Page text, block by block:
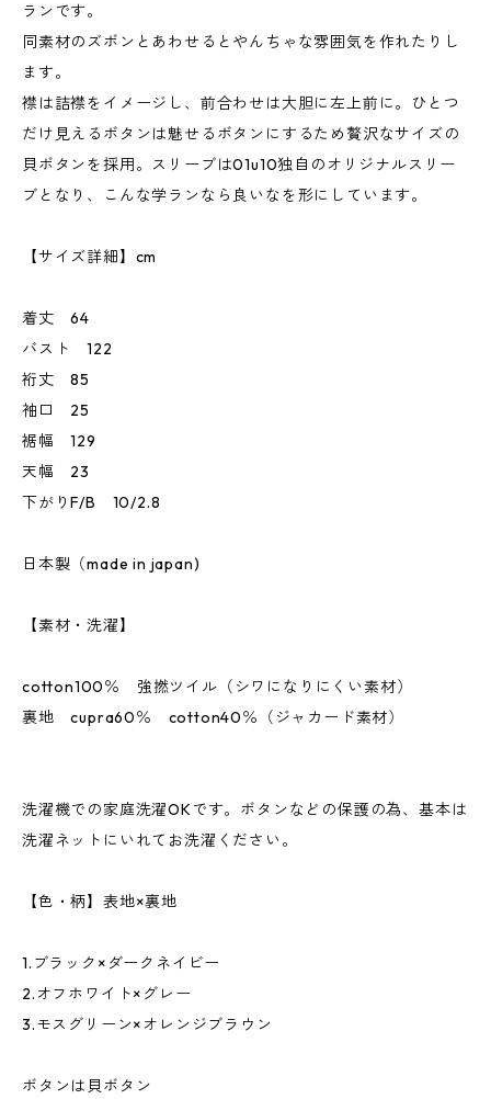
ランです。
同素材のズボンとあわせるとやんちゃな雰囲気を作れたりし
ます。
襟は詰襟をイメージし、前合わせは大胆に左上前に。ひとつ
だけ見えるボタンは魅せるボタンにするため贅沢なサイズの
貝ボタンを採用。スリーブは01u10独自のオリジナルスリー
ブとなり、こんな学ランなら良いなを形にしています。
【サイズ詳細】cm
着丈 64
バスト 122
裄丈 85
袖口 25
裾幅 129
天幅 23
下がりF/B 10/2.8
日本製（made in japan)
【素材・洗濯】
cotton100％ 強撚ツイル（シワになりにくい素材）
裏地 cupra60％ cotton40％（ジャカード素材）
洗濯機での家庭洗濯OKです。ボタンなどの保護の為、基本は
洗濯ネットにいれてお洗濯ください。
【色・柄】表地×裏地
1.ブラック×ダークネイビー
2.オフホワイト×グレー
3.モスグリーン×オレンジブラウン
ボタンは貝ボタン